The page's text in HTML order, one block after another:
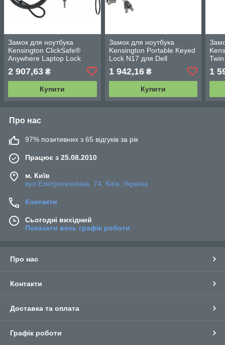
Замок для ноутбука
Kensington ClickSafe®
Anywhere Laptop Lock
2 907,63 ₴
Купити
Замок для ноутбука
Kensington Portable Keyed
Lock N17 для Dell
1 942,16₴
Купити
1
Про нас
97% позитивних з 65 відгуків за рік
Працює з 25.08.2010
м. Київ
вул.Елетротехнічна, 74, Київ, Україна
Контакти
Сьогодні вихідний
Показати весь графік роботи
Про нас
Контакти
Доставка та оплата
Графік роботи